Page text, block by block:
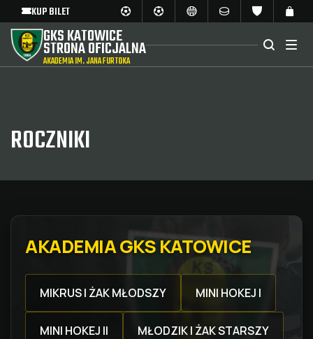
KUP BILET
GKS KATOWICE
STRONA OFICJALNA
AKADEMIA IM. JANA FURTOKA
ROCZNIKI
AKADEMIA GKS KATOWICE
MIKRUS I ŻAK MŁODSZY MINI HOKEJ I
MINI HOKEJ II MŁODZIK I ŻAK STARSZY